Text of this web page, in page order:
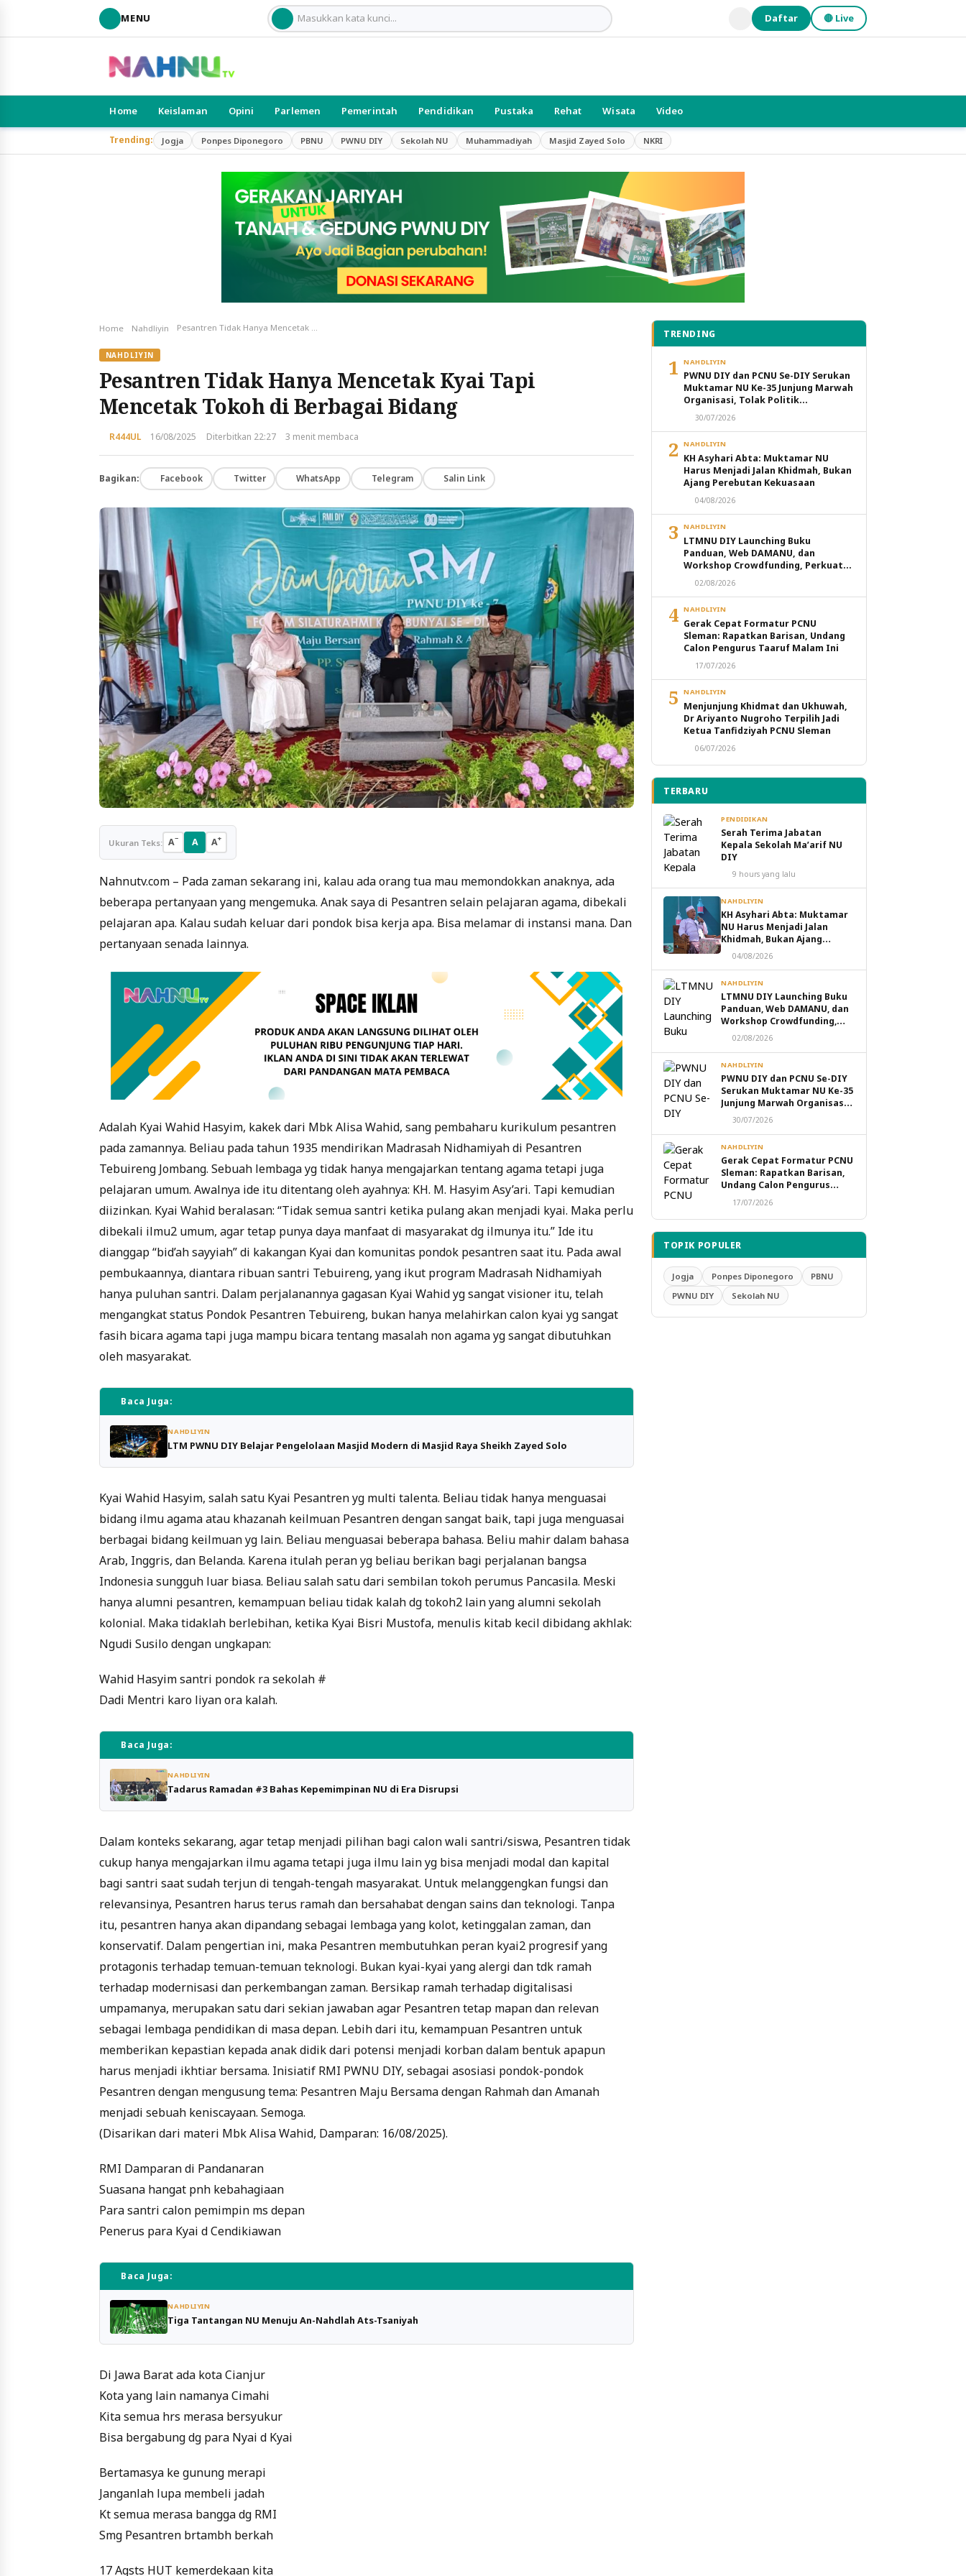
MENU Daftar 🔴 Live
Home Keislaman Opini Parlemen Pemerintah Pendidikan Pustaka Rehat Wisata Video
Trending: Jogja Ponpes Diponegoro PBNU PWNU DIY Sekolah NU Muhammadiyah Masjid Zayed Solo NKRI
Home Nahdliyin
NAHDLIYIN
Pesantren Tidak Hanya Mencetak Kyai Tapi
Mencetak Tokoh di Berbagai Bidang
R444UL 16/08/2025 Diterbitkan 22:27 3 menit membaca
Bagikan: Facebook Twitter WhatsApp Telegram Salin Link
Ukuran Teks: A− A A+
Nahnutv.com – Pada zaman sekarang ini, kalau ada orang tua mau memondokkan anaknya, ada
beberapa pertanyaan yang mengemuka. Anak saya di Pesantren selain pelajaran agama, dibekali
pelajaran apa. Kalau sudah keluar dari pondok bisa kerja apa. Bisa melamar di instansi mana. Dan
pertanyaan senada lainnya.
Adalah Kyai Wahid Hasyim, kakek dari Mbk Alisa Wahid, sang pembaharu kurikulum pesantren
pada zamannya. Beliau pada tahun 1935 mendirikan Madrasah Nidhamiyah di Pesantren
Tebuireng Jombang. Sebuah lembaga yg tidak hanya mengajarkan tentang agama tetapi juga
pelajaran umum. Awalnya ide itu ditentang oleh ayahnya: KH. M. Hasyim Asy’ari. Tapi kemudian
diizinkan. Kyai Wahid beralasan: “Tidak semua santri ketika pulang akan menjadi kyai. Maka perlu
dibekali ilmu2 umum, agar tetap punya daya manfaat di masyarakat dg ilmunya itu.” Ide itu
dianggap “bid’ah sayyiah” di kakangan Kyai dan komunitas pondok pesantren saat itu. Pada awal
pembukaannya, diantara ribuan santri Tebuireng, yang ikut program Madrasah Nidhamiyah
hanya puluhan santri. Dalam perjalanannya gagasan Kyai Wahid yg sangat visioner itu, telah
mengangkat status Pondok Pesantren Tebuireng, bukan hanya melahirkan calon kyai yg sangat
fasih bicara agama tapi juga mampu bicara tentang masalah non agama yg sangat dibutuhkan
oleh masyarakat.
Baca Juga:
NAHDLIYIN
LTM PWNU DIY Belajar Pengelolaan Masjid Modern di Masjid Raya Sheikh Zayed Solo
Kyai Wahid Hasyim, salah satu Kyai Pesantren yg multi talenta. Beliau tidak hanya menguasai
bidang ilmu agama atau khazanah keilmuan Pesantren dengan sangat baik, tapi juga menguasai
berbagai bidang keilmuan yg lain. Beliau menguasai beberapa bahasa. Beliu mahir dalam bahasa
Arab, Inggris, dan Belanda. Karena itulah peran yg beliau berikan bagi perjalanan bangsa
Indonesia sungguh luar biasa. Beliau salah satu dari sembilan tokoh perumus Pancasila. Meski
hanya alumni pesantren, kemampuan beliau tidak kalah dg tokoh2 lain yang alumni sekolah
kolonial. Maka tidaklah berlebihan, ketika Kyai Bisri Mustofa, menulis kitab kecil dibidang akhlak:
Ngudi Susilo dengan ungkapan:
Wahid Hasyim santri pondok ra sekolah #
Dadi Mentri karo liyan ora kalah.
Baca Juga:
NAHDLIYIN
Tadarus Ramadan #3 Bahas Kepemimpinan NU di Era Disrupsi
Dalam konteks sekarang, agar tetap menjadi pilihan bagi calon wali santri/siswa, Pesantren tidak
cukup hanya mengajarkan ilmu agama tetapi juga ilmu lain yg bisa menjadi modal dan kapital
bagi santri saat sudah terjun di tengah-tengah masyarakat. Untuk melanggengkan fungsi dan
relevansinya, Pesantren harus terus ramah dan bersahabat dengan sains dan teknologi. Tanpa
itu, pesantren hanya akan dipandang sebagai lembaga yang kolot, ketinggalan zaman, dan
konservatif. Dalam pengertian ini, maka Pesantren membutuhkan peran kyai2 progresif yang
protagonis terhadap temuan-temuan teknologi. Bukan kyai-kyai yang alergi dan tdk ramah
terhadap modernisasi dan perkembangan zaman. Bersikap ramah terhadap digitalisasi
umpamanya, merupakan satu dari sekian jawaban agar Pesantren tetap mapan dan relevan
sebagai lembaga pendidikan di masa depan. Lebih dari itu, kemampuan Pesantren untuk
memberikan kepastian kepada anak didik dari potensi menjadi korban dalam bentuk apapun
harus menjadi ikhtiar bersama. Inisiatif RMI PWNU DIY, sebagai asosiasi pondok-pondok
Pesantren dengan mengusung tema: Pesantren Maju Bersama dengan Rahmah dan Amanah
menjadi sebuah keniscayaan. Semoga.
(Disarikan dari materi Mbk Alisa Wahid, Damparan: 16/08/2025).
RMI Damparan di Pandanaran
Suasana hangat pnh kebahagiaan
Para santri calon pemimpin ms depan
Penerus para Kyai d Cendikiawan
Baca Juga:
NAHDLIYIN
Tiga Tantangan NU Menuju An-Nahdlah Ats-Tsaniyah
Di Jawa Barat ada kota Cianjur
Kota yang lain namanya Cimahi
Kita semua hrs merasa bersyukur
Bisa bergabung dg para Nyai d Kyai
Bertamasya ke gunung merapi
Janganlah lupa membeli jadah
Kt semua merasa bangga dg RMI
Smg Pesantren brtambh berkah
17 Agsts HUT kemerdekaan kita
TRENDING
1 NAHDLIYIN
PWNU DIY dan PCNU Se-DIY Serukan
Muktamar NU Ke-35 Junjung Marwah
Organisasi, Tolak Politik
Transaksional dan Intervensi
Eksternal
30/07/2026
2 NAHDLIYIN
KH Asyhari Abta: Muktamar NU
Harus Menjadi Jalan Khidmah, Bukan
Ajang Perebutan Kekuasaan
04/08/2026
3 NAHDLIYIN
LTMNU DIY Launching Buku
Panduan, Web DAMANU, dan
Workshop Crowdfunding, Perkuat
Transformasi Digital Masjid NU
02/08/2026
4 NAHDLIYIN
Gerak Cepat Formatur PCNU
Sleman: Rapatkan Barisan, Undang
Calon Pengurus Taaruf Malam Ini
17/07/2026
5 NAHDLIYIN
Menjunjung Khidmat dan Ukhuwah,
Dr Ariyanto Nugroho Terpilih Jadi
Ketua Tanfidziyah PCNU Sleman
06/07/2026
TERBARU
PENDIDIKAN
Serah Terima Jabatan
Kepala Sekolah Ma’arif NU
DIY
9 hours yang lalu
NAHDLIYIN
KH Asyhari Abta: Muktamar
NU Harus Menjadi Jalan
Khidmah, Bukan Ajang
Perebutan Kekuasaan
04/08/2026
NAHDLIYIN
LTMNU DIY Launching Buku
Panduan, Web DAMANU, dan
Workshop Crowdfunding,
Perkuat Transformasi
02/08/2026
NAHDLIYIN
PWNU DIY dan PCNU Se-DIY
Serukan Muktamar NU Ke-35
Junjung Marwah Organisasi,
Tolak Politik Transaksional
30/07/2026
NAHDLIYIN
Gerak Cepat Formatur PCNU
Sleman: Rapatkan Barisan,
Undang Calon Pengurus
Taaruf Malam Ini
17/07/2026
TOPIK POPULER
Jogja Ponpes Diponegoro
PBNU
PWNU DIY
Sekolah NU